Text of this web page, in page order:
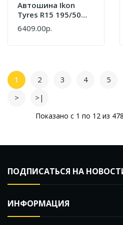
Автошина Ikon
Tyres R15 195/50
Autograph Eco 3 82V
Лето T731450
6409.00р.
1 2 3 4 5
>
>|
Показано с 1 по 12 из
ПОДПИСАТЬСЯ НА
ИНФОРМАЦИЯ